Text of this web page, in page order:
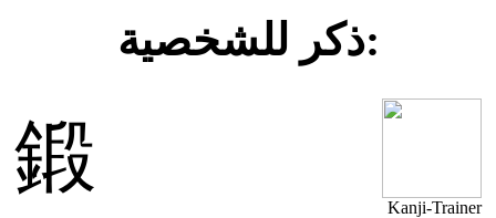
ذكر للشخصية:
鍛
Kanji-Trainer